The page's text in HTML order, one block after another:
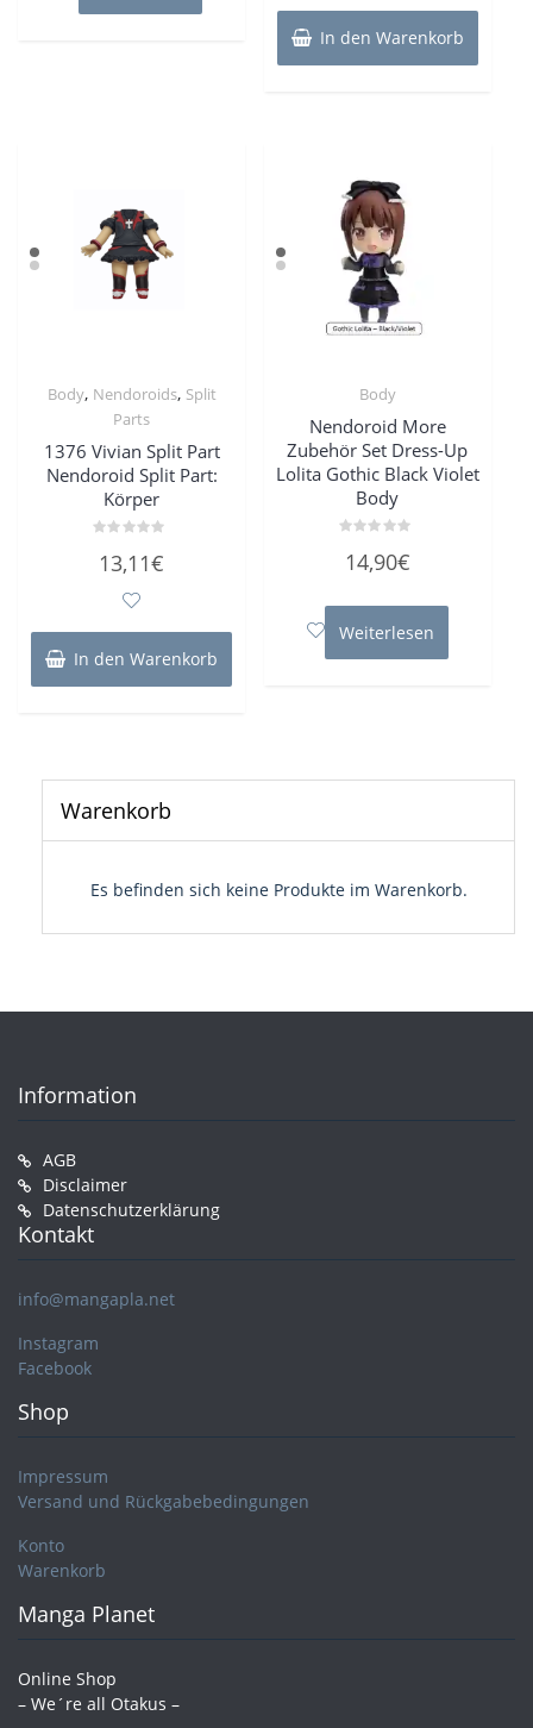
In den Warenkorb
Body, Nendoroids, Split
Parts
1376 Vivian Split Part
Nendoroid Split Part:
Körper
mit
13,11€
In den Warenkorb
Body
Nendoroid More
Zubehör Set Dress-Up
Lolita Gothic Black Violet
Body
mit
5
14,90€
Weiterlesen
Warenkorb
Es befinden sich keine Produkte im Warenkorb.
Information
AGB
Disclaimer
Datenschutzerklärung
Kontakt
info@mangapla.net
Instagram
Facebook
Shop
Impressum
Versand und Rückgabebedingungen
Konto
Warenkorb
Manga Planet
Online Shop
– We´re all Otakus –